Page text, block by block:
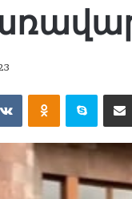
VKontakteOdnoklassniki
Skype